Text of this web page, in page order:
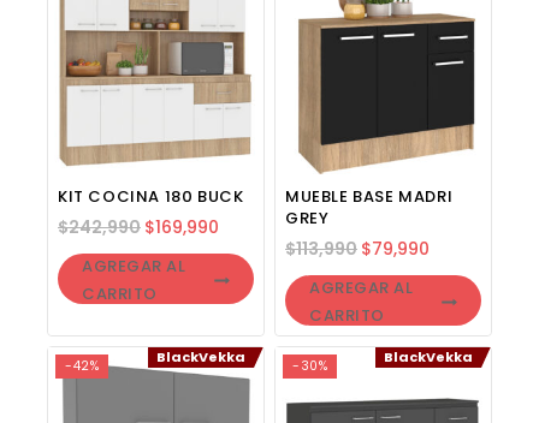
KIT COCINA 180 BUCK
$242,990 $169,990
AGREGAR AL
CARRITO
MUEBLE BASE MADRI
GREY
$113,990 $79,990
AGREGAR AL
CARRITO
-42% BlackVekka -30% BlackVekka